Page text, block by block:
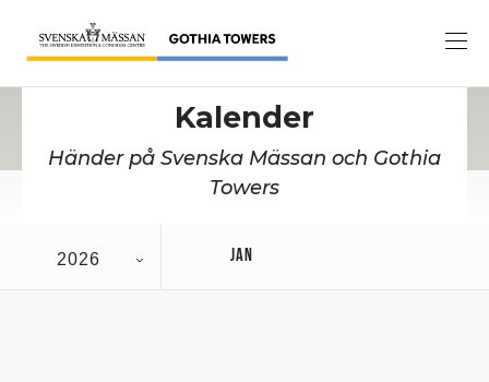
Kalender
Händer på Svenska Mässan och Gothia
Towers
2026 JAN